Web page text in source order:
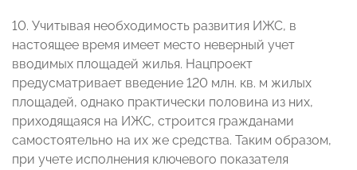
10. Учитывая необходимость развития ИЖС, в
настоящее время имеет место неверный учет
вводимых площадей жилья. Нацпроект
предусматривает введение 120 млн. кв. м жилых
площадей, однако практически половина из них,
приходящаяся на ИЖС, строится гражданами
самостоятельно на их же средства. Таким образом,
при учете исполнения ключевого показателя